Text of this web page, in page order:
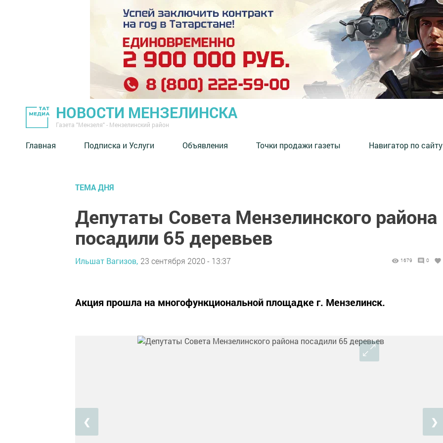
НОВОСТИ МЕНЗЕЛИНСКА
Газета "Мензеля" - Мензелинский район
Главная Подписка и Услуги Объявления Точки продажи газеты Навигатор по сайту
ТЕМА ДНЯ
Депутаты Совета Мензелинского района
посадили 65 деревьев
Ильшат Вагизов, 23 сентября 2020 - 13:37 1679 0
Акция прошла на многофункциональной площадке г. Мензелинск.
❮ ❯